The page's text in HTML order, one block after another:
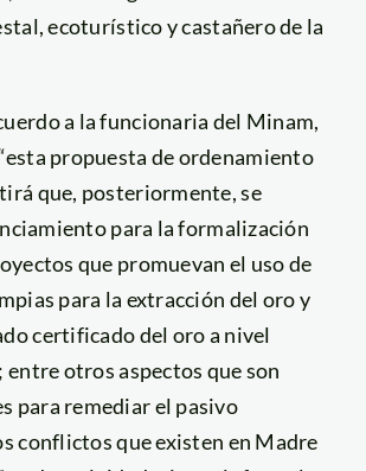
ecoturístico y castañero de la
a la funcionaria del Minam,
propuesta de ordenamiento
que, posteriormente, se
para la formalización
que promuevan el uso de
para la extracción del oro y
certificado del oro a nivel
otros aspectos que son
para remediar el pasivo
conflictos que existen en Madre